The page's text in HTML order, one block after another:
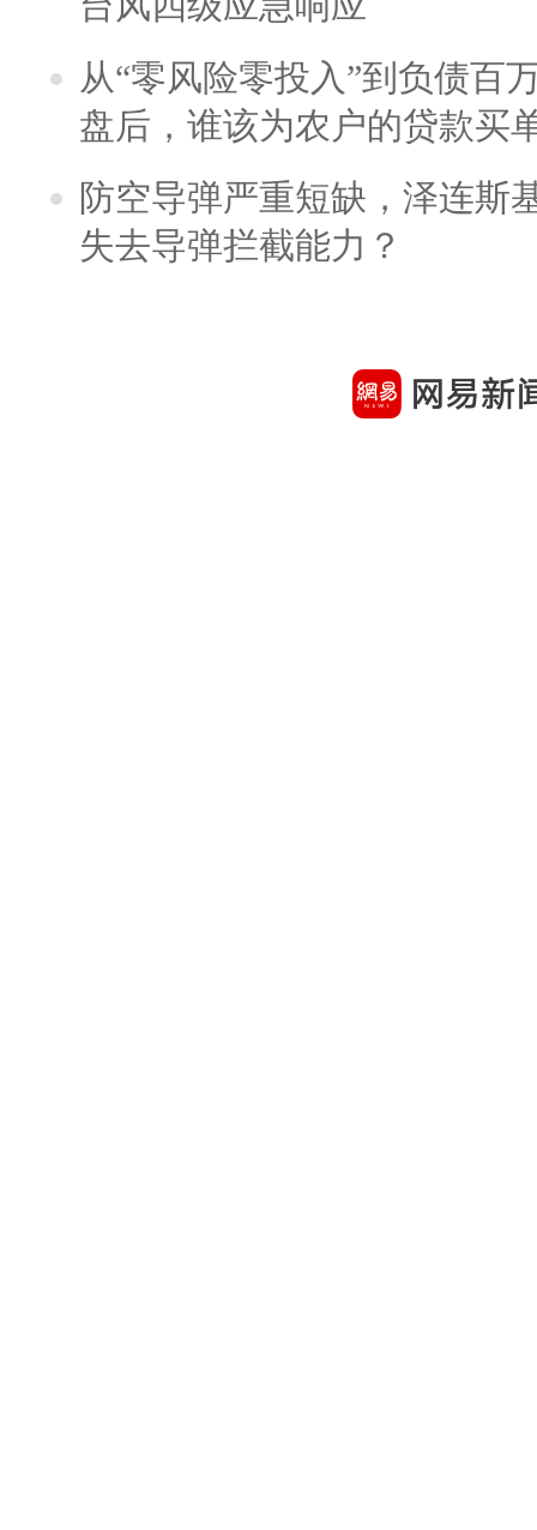
从“零风险零投入”到负债百
盘后，谁该为农户的贷款买
防空导弹严重短缺，泽连斯
失去导弹拦截能力？